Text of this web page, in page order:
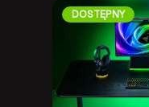
DOSTĘPNY